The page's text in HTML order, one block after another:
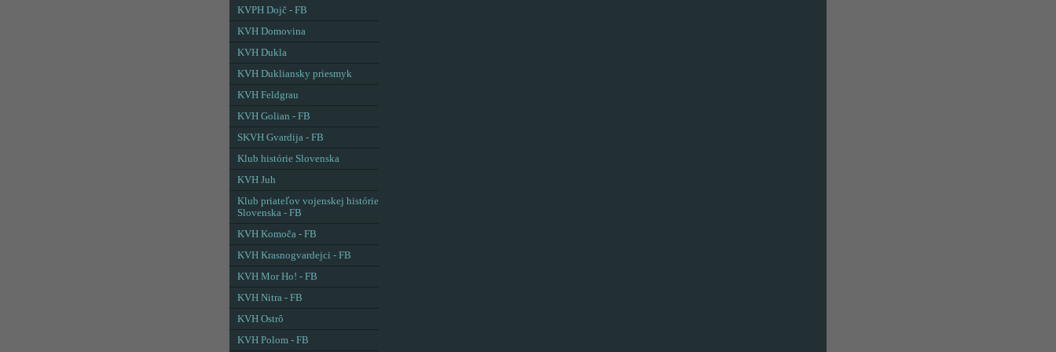
KVPH Dojč - FB
KVH Domovina
KVH Dukla
KVH Dukliansky priesmyk
KVH Feldgrau
KVH Golian - FB
SKVH Gvardija - FB
Klub histórie Slovenska
KVH Juh
Klub priateľov vojenskej histórie
Slovenska - FB
KVH Komoča - FB
KVH Krasnogvardejci - FB
KVH Mor Ho! - FB
KVH Nitra - FB
KVH Ostrô
KVH Polom - FB